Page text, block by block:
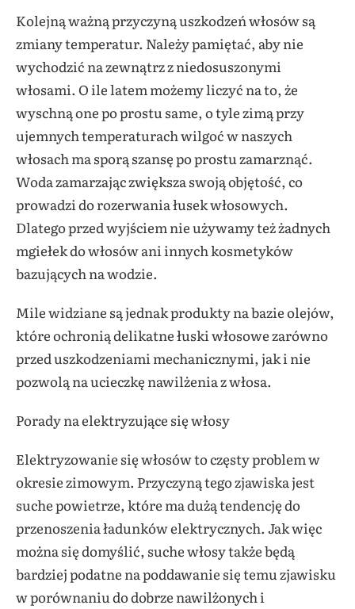
Kolejną ważną przyczyną uszkodzeń włosów są
zmiany temperatur. Należy pamiętać, aby nie
wychodzić na zewnątrz z niedosuszonymi
włosami. O ile latem możemy liczyć na to, że
wyschną one po prostu same, o tyle zimą przy
ujemnych temperaturach wilgoć w naszych
włosach ma sporą szansę po prostu zamarznąć.
Woda zamarzając zwiększa swoją objętość, co
prowadzi do rozerwania łusek włosowych.
Dlatego przed wyjściem nie używamy też żadnych
mgiełek do włosów ani innych kosmetyków
bazujących na wodzie.
Mile widziane są jednak produkty na bazie olejów,
które ochronią delikatne łuski włosowe zarówno
przed uszkodzeniami mechanicznymi, jak i nie
pozwolą na ucieczkę nawilżenia z włosa.
Porady na elektryzujące się włosy
Elektryzowanie się włosów to częsty problem w
okresie zimowym. Przyczyną tego zjawiska jest
suche powietrze, które ma dużą tendencję do
przenoszenia ładunków elektrycznych. Jak więc
można się domyślić, suche włosy także będą
bardziej podatne na poddawanie się temu zjawisku
w porównaniu do dobrze nawilżonych i